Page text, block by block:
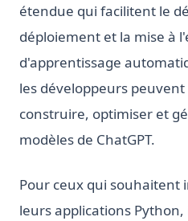
étendue qui facilitent le
déploiement et la mise à
d'apprentissage
les développeurs
construire, optimiser et
modèles de ChatGPT.
Pour ceux qui souhaitent
leurs applications Python,